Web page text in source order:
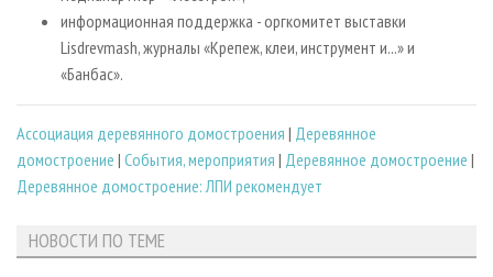
информационная поддержка - оргкомитет выставки
Lisdrevmash, журналы «Крепеж, клеи, инструмент и...» и
«Банбас».
Ассоциация деревянного домостроения | Деревянное
домостроение | События, мероприятия | Деревянное домостроение |
Деревянное домостроение: ЛПИ рекомендует
НОВОСТИ ПО ТЕМЕ